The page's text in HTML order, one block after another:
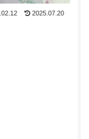
2025.07.20